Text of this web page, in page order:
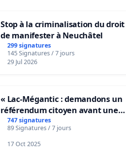
Stop à la criminalisation du droit
de manifester à Neuchâtel
299 signatures
145 Signatures / 7 jours
29 Jul 2026
« Lac-Mégantic : demandons un
référendum citoyen avant une
transformation irréversible de
notre territoire »
747 signatures
89 Signatures / 7 jours
17 Oct 2025